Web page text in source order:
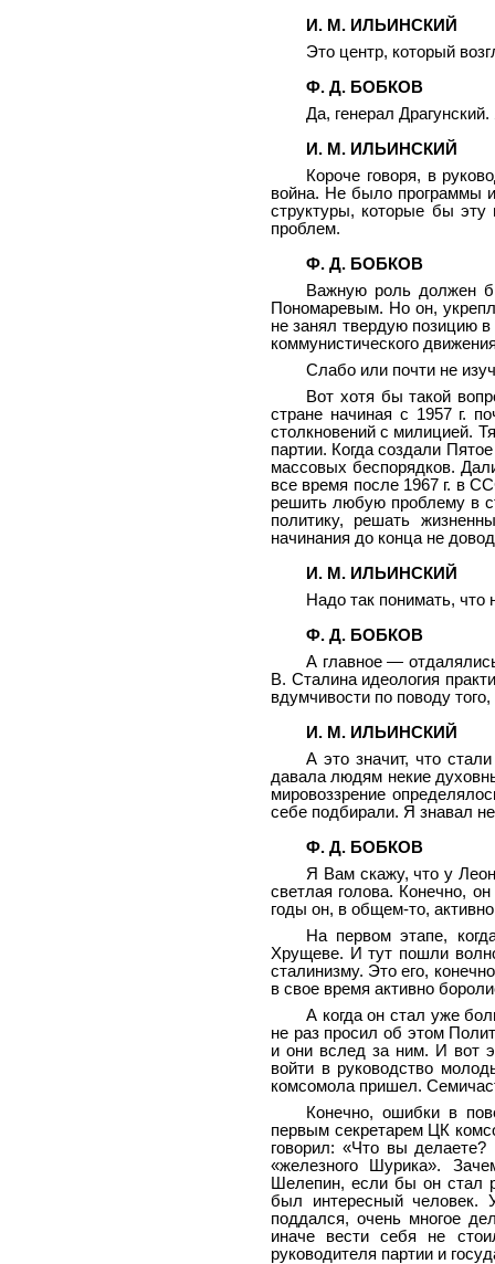
И. М. ИЛЬИНСКИЙ
Это центр, который
Ф. Д. БОБКОВ
Да, генерал
И. М. ИЛЬИНСКИЙ
Короче говоря, в
война. Не было программы
структуры, которые бы эту
проблем.
Ф. Д. БОБКОВ
Важную роль должен
Пономаревым. Но он,
не занял твердую позицию
коммунистического
Слабо или почти не
Вот хотя бы такой
стране начиная с 1957 г.
столкновений с милицией.
партии. Когда создали
массовых беспорядков.
все время после 1967 г. в
решить любую проблему в
политику, решать
начинания до конца не
И. М. ИЛЬИНСКИЙ
Надо так понимать, что
Ф. Д. БОБКОВ
А главное —
В. Сталина идеология
вдумчивости по поводу
И. М. ИЛЬИНСКИЙ
А это значит, что
давала людям некие
мировоззрение
себе подбирали. Я знавал
Ф. Д. БОБКОВ
Я Вам скажу, что у
светлая голова. Конечно,
годы он, в общем-то,
На первом этапе,
Хрущеве. И тут пошли
сталинизму. Это его,
в свое время активно
А когда он стал уже
не раз просил об этом
и они вслед за ним. И вот
войти в руководство
комсомола пришел.
Конечно, ошибки в
первым секретарем ЦК
говорил: «Что вы
«железного Шурика».
Шелепин, если бы он стал
был интересный человек.
поддался, очень многое
иначе вести себя не
руководителя партии и